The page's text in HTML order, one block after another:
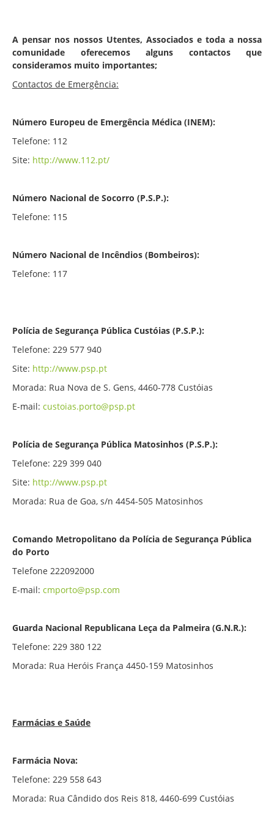
A pensar nos nossos Utentes, Associados e toda a nossa
comunidade oferecemos alguns contactos que
consideramos muito importantes;
Contactos de Emergência:
Número Europeu de Emergência Médica (INEM):
Telefone: 112
Site: http://www.112.pt/
Número Nacional de Socorro (P.S.P.):
Telefone: 115
Número Nacional de Incêndios (Bombeiros):
Telefone: 117
Polícia de Segurança Pública Custóias (P.S.P.):
Telefone: 229 577 940
Site: http://www.psp.pt
Morada: Rua Nova de S. Gens, 4460-778 Custóias
E-mail: custoias.porto@psp.pt
Polícia de Segurança Pública Matosinhos (P.S.P.):
Telefone: 229 399 040
Site: http://www.psp.pt
Morada: Rua de Goa, s/n 4454-505 Matosinhos
Comando Metropolitano da Polícia de Segurança Pública
do Porto
Telefone 222092000
E-mail: cmporto@psp.com
Guarda Nacional Republicana Leça da Palmeira (G.N.R.):
Telefone: 229 380 122
Morada: Rua Heróis França 4450-159 Matosinhos
Farmácias e Saúde
Farmácia Nova:
Telefone: 229 558 643
Morada: Rua Cândido dos Reis 818, 4460-699 Custóias